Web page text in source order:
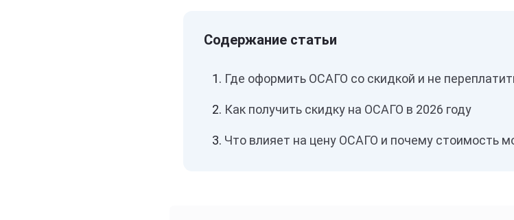
Где оформить ОСАГО со скидкой и не
Как получить скидку на ОСАГО в 2026 году
Что влияет на цену ОСАГО и почему стоимость